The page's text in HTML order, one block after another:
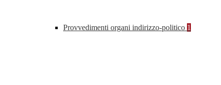
Provvedimenti organi indirizzo-politico 1